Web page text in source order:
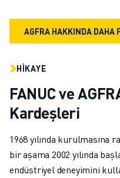
AGFRA HAKKINDA DAHA
HIKAYE
FANUC ve
Kardeşleri
1968 yılında kurulmasına
bir aşama 2002 yılında
endüstriyel deneyimini